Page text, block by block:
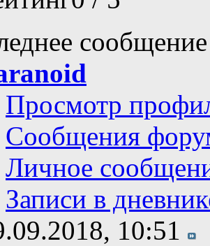
Просмотр
Сообщения
Личное
Записи в
10:51